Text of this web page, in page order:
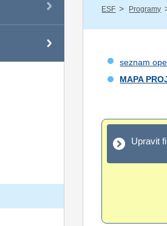
ESF / Programy /
seznam
MAPA
Upravit
Upravit